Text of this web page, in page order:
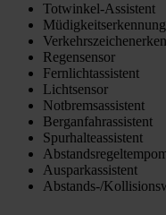
Totwinkel-Assistent
Müdigkeitserkennung
Regensensor
Fernlichtassistent
Lichtsensor
Notbremsassistent
Berganfahrassistent
Spurhalteassistent
Ausparkassistent
Abstands-/